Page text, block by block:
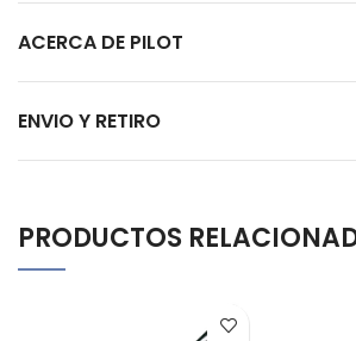
ACERCA DE PILOT
ENVIO Y RETIRO
PRODUCTOS